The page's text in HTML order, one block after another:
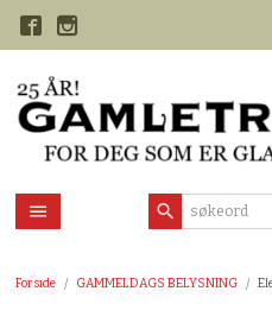
Forside GAMMELDAGS BELYSNING